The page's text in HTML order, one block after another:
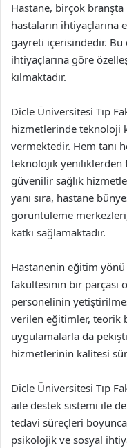
Hastane, birçok
hastaların
gayreti içerisindedir. Bu
ihtiyaçlarına göre
kılmaktadır.
Dicle Üniversitesi Tıp
hizmetlerinde teknoloji
vermektedir. Hem tanı
teknolojik yeniliklerden
güvenilir sağlık
yanı sıra, hastane
görüntüleme
katkı sağlamaktadır.
Hastanenin eğitim yönü
fakültesinin bir parçası
personelinin
verilen eğitimler, teorik
uygulamalarla da
hizmetlerinin kalitesi
Dicle Üniversitesi Tıp
aile destek sistemi ile
tedavi süreçleri
psikolojik ve sosyal